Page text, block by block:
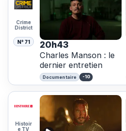
Crime
District
N° 71 20h43
Charles Manson : le
dernier entretien
Documentaire -10
Histoir
e TV